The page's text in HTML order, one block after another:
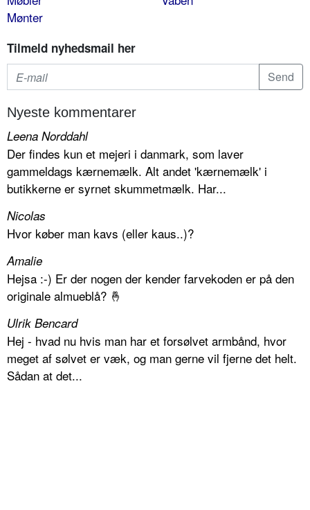
Mønter
Tilmeld nyhedsmail her
Nyeste kommentarer
Leena Norddahl
Der findes kun et mejeri i danmark, som laver
gammeldags kærnemælk. Alt andet 'kærnemælk' i
butikkerne er syrnet skummetmælk. Har...
Nicolas
Hvor køber man kavs (eller kaus..)?
Amalie
Hejsa :-) Er der nogen der kender farvekoden er på den
originale almueblå? 🤞
Ulrik Bencard
Hej - hvad nu hvis man har et forsølvet armbånd, hvor
meget af sølvet er væk, og man gerne vil fjerne det helt.
Sådan at det...